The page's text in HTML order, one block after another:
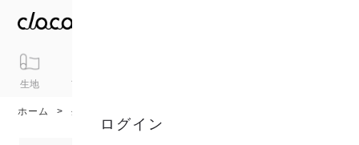
生地 アイテム
ログイン
ホーム 生地